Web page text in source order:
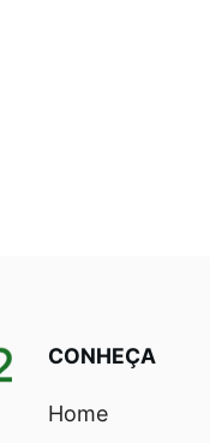
CONHEÇA
Home